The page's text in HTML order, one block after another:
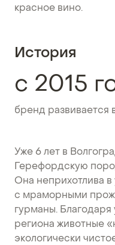
красное вино.
История
с 2015
бренд развивается
Уже 6 лет в
Герефордскую
Она неприхотлива
с мраморными
гурманы.
региона животные
экологически